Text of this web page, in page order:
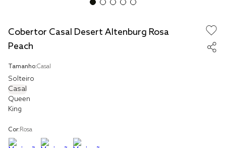
Cobertor Casal Desert Altenburg Rosa
Peach
Tamanho:Casal
Solteiro
Casal
Queen
King
Cor:Rosa
fronha
travesseiro
jogos cama
tencel
solteiro king
cobertor